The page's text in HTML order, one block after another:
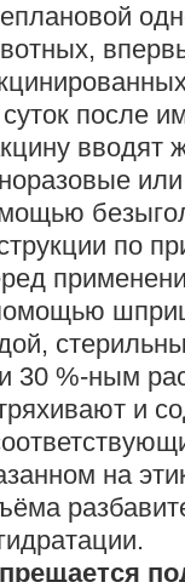
после
вводят
по
30 %-ным
и
на